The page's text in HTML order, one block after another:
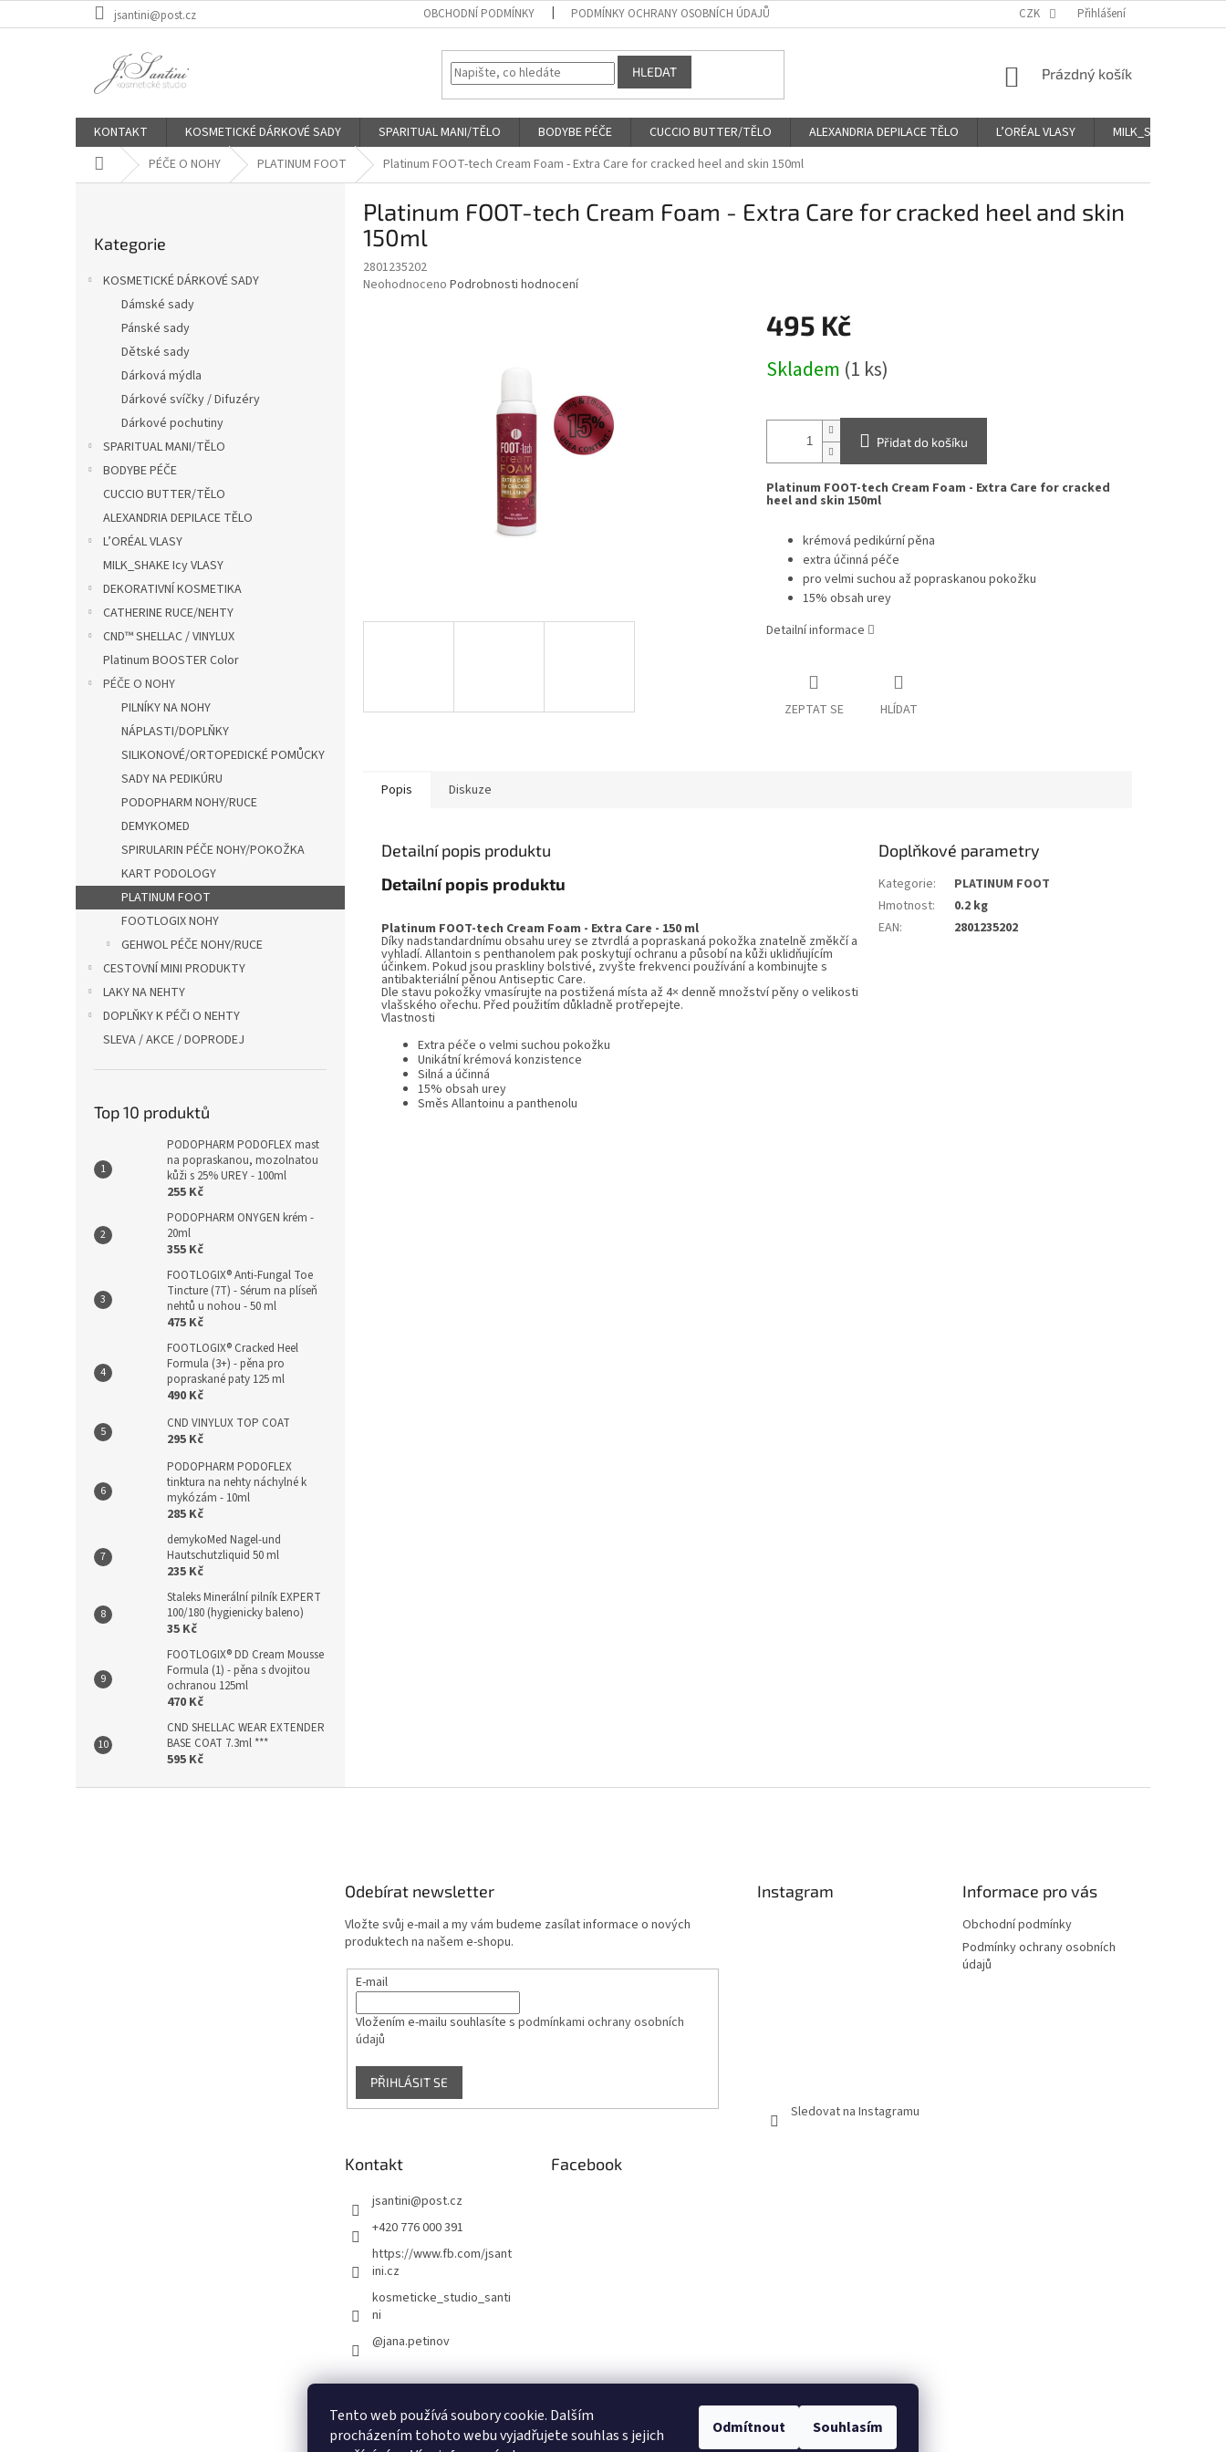
Tento web používá soubory cookie. Dalším
procházením tohoto webu vyjadřujete souhlas s jejich
Odmítnout Souhlasím
na
jsantini@post.cz OBCHODNÍ PODMÍNKY PODMÍNKY OCHRANY OSOBNÍCH ÚDAJŮ CZK Přihlášení
HLEDAT
NÁKUPNÍ
Prázdný košík
KONTAKT KOSMETICKÉ DÁRKOVÉ SADY SPARITUAL MANI/TĚLO BODYBE PÉČE CUCCIO BUTTER/TĚLO ALEXANDRIA DEPILACE TĚLO L’ORÉAL VLASY
MILK_SHAKE Icy
Domů PÉČE O NOHY PLATINUM FOOT Platinum FOOT-tech Cream Foam - Extra Care for cracked heel and skin 150ml
kategorie
Kategorie
KOSMETICKÉ DÁRKOVÉ SADY
Dámské sady
Pánské sady
Dětské sady
Dárková mýdla
Dárkové svíčky / Difuzéry
Dárkové pochutiny
SPARITUAL MANI/TĚLO
BODYBE PÉČE
CUCCIO BUTTER/TĚLO
ALEXANDRIA DEPILACE TĚLO
L’ORÉAL VLASY
MILK_SHAKE Icy VLASY
DEKORATIVNÍ KOSMETIKA
CATHERINE RUCE/NEHTY
CND™ SHELLAC / VINYLUX
Platinum BOOSTER Color
PÉČE O NOHY
PILNÍKY NA NOHY
NÁPLASTI/DOPLŇKY
SILIKONOVÉ/ORTOPEDICKÉ POMŮCKY
SADY NA PEDIKÚRU
PODOPHARM NOHY/RUCE
DEMYKOMED
SPIRULARIN PÉČE NOHY/POKOŽKA
KART PODOLOGY
PLATINUM FOOT
FOOTLOGIX NOHY
GEHWOL PÉČE NOHY/RUCE
CESTOVNÍ MINI PRODUKTY
LAKY NA NEHTY
DOPLŇKY K PÉČI O NEHTY
SLEVA / AKCE / DOPRODEJ
Top 10 produktů
PODOPHARM PODOFLEX mast
na popraskanou, mozolnatou
kůži s 25% UREY - 100ml
255 Kč
PODOPHARM ONYGEN krém -
20ml
355 Kč
FOOTLOGIX® Anti-Fungal Toe
Tincture (7T) - Sérum na plíseň
nehtů u nohou - 50 ml
475 Kč
FOOTLOGIX® Cracked Heel
Formula (3+) - pěna pro
popraskané paty 125 ml
490 Kč
CND VINYLUX TOP COAT
295 Kč
PODOPHARM PODOFLEX
tinktura na nehty náchylné k
mykózám - 10ml
285 Kč
demykoMed Nagel-und
Hautschutzliquid 50 ml
235 Kč
Staleks Minerální pilník EXPERT
100/180 (hygienicky baleno)
35 Kč
FOOTLOGIX® DD Cream Mousse
Formula (1) - pěna s dvojitou
ochranou 125ml
470 Kč
CND SHELLAC WEAR EXTENDER
BASE COAT 7.3ml ***
595 Kč
Platinum FOOT-tech Cream Foam - Extra Care for cracked heel and skin
150ml
2801235202
Průměrné
Neohodnoceno Podrobnosti hodnocení
495 Kč
cena:
Skladem (1 ks)
Přidat do košíku
Platinum FOOT-tech Cream Foam - Extra Care for cracked
heel and skin 150ml
krémová pedikúrní pěna
extra účinná péče
pro velmi suchou až popraskanou pokožku
15% obsah urey
Detailní informace
ZEPTAT SE HLÍDAT
Popis Diskuze
Detailní popis produktu
Detailní popis produktu
Platinum FOOT-tech Cream Foam - Extra Care - 150 ml
Díky nadstandardnímu obsahu urey se ztvrdlá a popraskaná pokožka znatelně změkčí a
vyhladí. Allantoin s penthanolem pak poskytují ochranu a působí na kůži uklidňujícím
účinkem. Pokud jsou praskliny bolstivé, zvyšte frekvenci používání a kombinujte s
antibakteriální pěnou Antiseptic Care.
Dle stavu pokožky vmasírujte na postižená místa až 4× denně množství pěny o velikosti
vlašského ořechu. Před použitím důkladně protřepejte.
Vlastnosti
Extra péče o velmi suchou pokožku
Unikátní krémová konzistence
Silná a účinná
15% obsah urey
Směs Allantoinu a panthenolu
Doplňkové parametry
Kategorie:
PLATINUM FOOT
Hmotnost:
0.2 kg
EAN: 2801235202
Odebírat newsletter
Vložte svůj e-mail a my vám budeme zasílat informace o nových
produktech na našem e-shopu.
E-mail
Vložením e-mailu souhlasíte s podmínkami ochrany osobních
údajů
PŘIHLÁSIT SE
Instagram
Sledovat na Instagramu
Informace pro vás
Obchodní podmínky
Podmínky ochrany osobních
údajů
Kontakt
jsantini@post.cz
+420 776 000 391
https://www.fb.com/jsant
ini.cz
kosmeticke_studio_santi
ni
@jana.petinov
Facebook